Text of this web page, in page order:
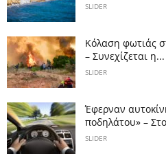
SLIDER
Κόλαση φωτιάς
– Συνεχίζεται η...
SLIDER
Έφερναν
ποδηλάτου» –
SLIDER